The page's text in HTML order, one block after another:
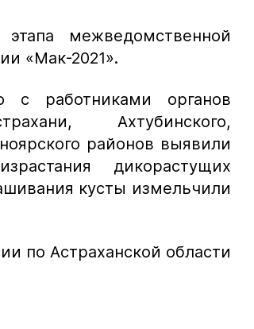
межведомственной
«Мак-2021».
с работниками органов
Ахтубинского,
районов выявили
дикорастущих
кусты измельчили
по Астраханской области